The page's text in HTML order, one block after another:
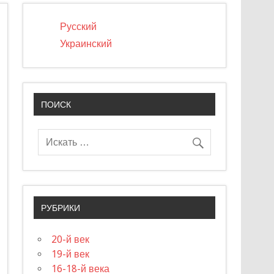
Русский
Украинский
ПОИСК
РУБРИКИ
20-й век
19-й век
16-18-й века